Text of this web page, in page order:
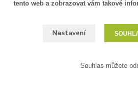
tento web a zobrazovat vám takové
Nastavení
Souhlas můžete